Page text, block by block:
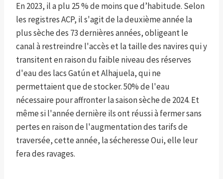
En 2023, il a plu 25 % de moins que d’habitude. Selon
les registres ACP, il s'agit de la deuxième année la
plus sèche des 73 dernières années, obligeant le
canal à restreindre l'accès et la taille des navires qui y
transitent en raison du faible niveau des réserves
d'eau des lacs Gatún et Alhajuela, qui ne
permettaient que de stocker. 50% de l'eau
nécessaire pour affronter la saison sèche de 2024. Et
même si l'année dernière ils ont réussi à fermer sans
pertes en raison de l'augmentation des tarifs de
traversée, cette année, la sécheresse Oui, elle leur
fera des ravages.